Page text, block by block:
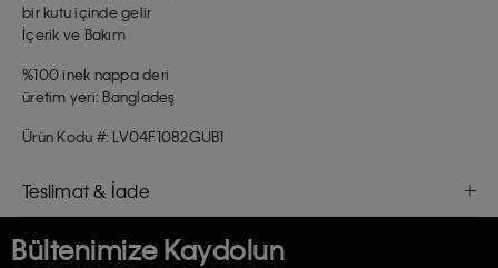
bir kutu içinde gelir
İçerik ve Bakım
%100 inek nappa deri
üretim yeri: Bangladeş
Ürün Kodu #: LV04F1082GUB1
Teslimat & İade
Bültenimize Kaydolun